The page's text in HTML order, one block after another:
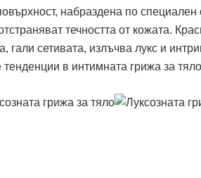
набраздена по
течността от кожата.
гали сетивата, излъчва лукс и
в интимната грижа за